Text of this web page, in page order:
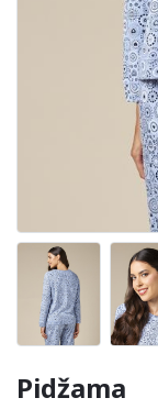
Pidžama